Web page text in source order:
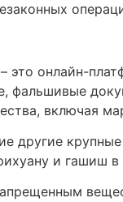
это онлайн-
фальшивые
включая
другие
и гашиш в